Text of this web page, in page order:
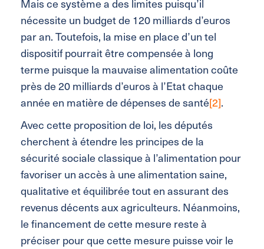
nécessite un budget de 120 milliards d’euros
par an. Toutefois, la mise en place d’un tel
dispositif pourrait être compensée à long
terme puisque la mauvaise alimentation coûte
près de 20 milliards d’euros à l’Etat chaque
année en matière de dépenses de santé[2].
Avec cette proposition de loi, les députés
cherchent à étendre les principes de la
sécurité sociale classique à l’alimentation pour
favoriser un accès à une alimentation saine,
qualitative et équilibrée tout en assurant des
revenus décents aux agriculteurs. Néanmoins,
le financement de cette mesure reste à
préciser pour que cette mesure puisse voir le